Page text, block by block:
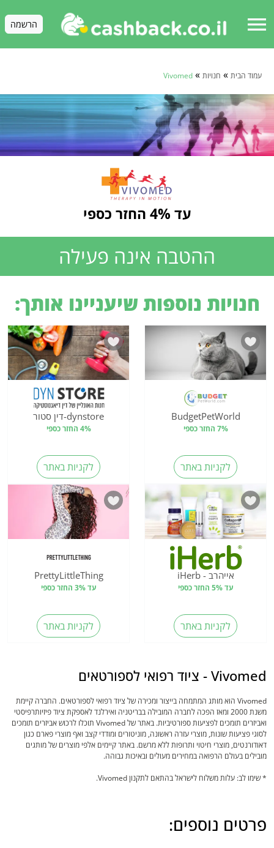
menu הרשמה
עמוד הבית » חנויות »
Vivomed
עד 4% החזר כספי
ההטבה אינה פעילה
חנויות נוספות שיעניינו אותך:
BudgetPetWorld
7% החזר כספי
לקניות באתר
dynstore-דין סטור
4% החזר כספי
לקניות באתר
אייהרב - iHerb
עד 5% החזר כספי
לקניות באתר
PrettyLittleThing
עד 3% החזר כספי
לקניות באתר
Vivomed - ציוד רפואי לספורטאים
Vivomed הוא מותג המתמחה בייצור ומכירה של ציוד רפואי לספורטאים. החברה קיימת
משנת 2000 ומאז הפכה לחברה המובילה בבריטניה ואירלנד לאספקת ציוד פיזיותרפיסטי
ואביזרים תומכים לפציעות ספורטיביות. באתר של Vivomed תוכלו לרכוש אביזרים תומכים
לסוגי פציעות שונות, מוצרי עזרה ראשונה, מוניטורים ומודדי קצב ואף מוצרי פארם כגון
דאודורנטים, מוצרי חיטוי ותרופות ללא מרשם. באתר קיימים אלפי מוצרים של מותגים
מובילים בעולם הרפואה במחירים מעולים ובאיכות גבוהה.
* שימו לב: עלות משלוח לישראל בהתאם לתקנון Vivomed.
פרטים נוספים: